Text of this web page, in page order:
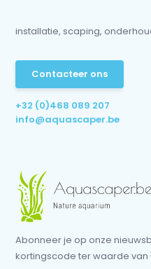
installatie, scaping,
Contacteer ons
+32 (0)468 089 207
info@aquascaper.be
Abonneer je op onze
kortingscode ter waarde van